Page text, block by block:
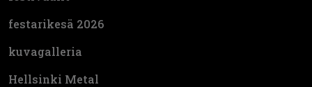
festarikesä 2026
kuvagalleria
Hellsinki Metal